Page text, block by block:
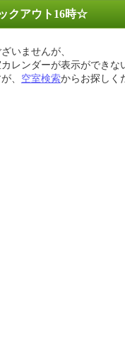
クアウト16時☆
いませんが、
レンダーが表示ができな
、 空室検索からお探しく